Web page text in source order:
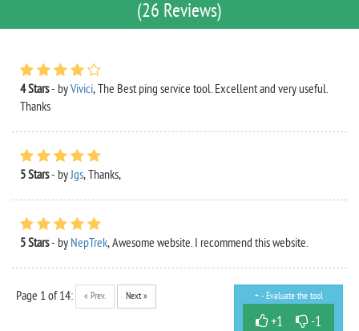
(26 Reviews)
4 Stars- byVivici,The Best ping service tool. Excellent and very useful.
Thanks
5 Stars- byJgs,Thanks,
5 Stars- by NepTrek,Awesome website. I recommend this website.
Page 1of 14: « Prev. Next » + - Evaluate the tool
+1 -1